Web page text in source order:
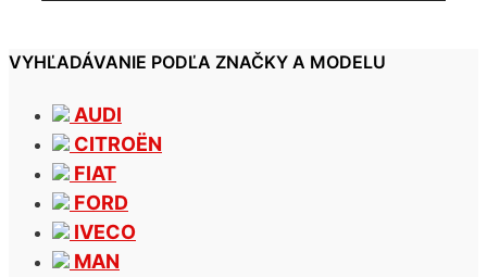
VYHĽADÁVANIE PODĽA ZNAČKY A MODELU
AUDI
CITROËN
FIAT
FORD
IVECO
MAN